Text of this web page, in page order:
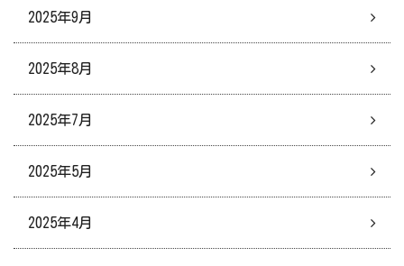
2025年9月
2025年8月
2025年7月
2025年5月
2025年4月